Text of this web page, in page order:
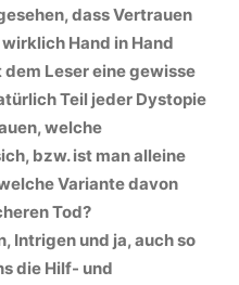
dass Vertrauen
Hand in Hand
Leser eine gewisse
Teil jeder Dystopie
welche
bzw. ist man alleine
Variante davon
Tod?
Intrigen und ja, auch so
die Hilf- und